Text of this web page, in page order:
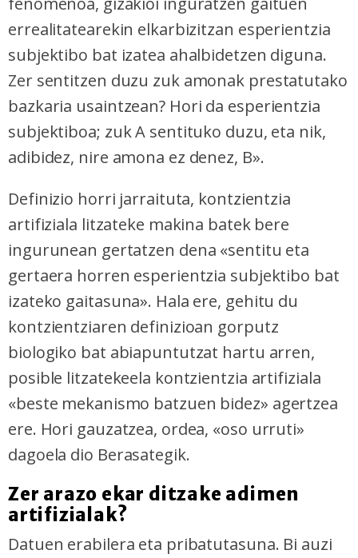
errealitatearekin elkarbizitzan esperientzia
subjektibo bat izatea ahalbidetzen diguna.
Zer sentitzen duzu zuk amonak prestatutako
bazkaria usaintzean? Hori da esperientzia
subjektiboa; zuk A sentituko duzu, eta nik,
adibidez, nire amona ez denez, B».
Definizio horri jarraituta, kontzientzia
artifiziala litzateke makina batek bere
ingurunean gertatzen dena «sentitu eta
gertaera horren esperientzia subjektibo bat
izateko gaitasuna». Hala ere, gehitu du
kontzientziaren definizioan gorputz
biologiko bat abiapuntutzat hartu arren,
posible litzatekeela kontzientzia artifiziala
«beste mekanismo batzuen bidez» agertzea
ere. Hori gauzatzea, ordea, «oso urruti»
dagoela dio Berasategik.
Zer arazo ekar ditzake adimen
artifizialak?
Datuen erabilera eta pribatutasuna. Bi auzi